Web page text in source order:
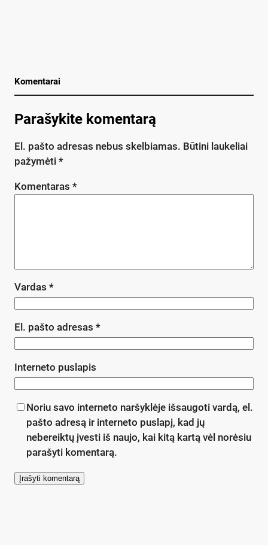
Komentarai
Parašykite komentarą
El. pašto adresas nebus skelbiamas. Būtini laukeliai
pažymėti *
Komentaras *
Vardas *
El. pašto adresas *
Interneto puslapis
Noriu savo interneto naršyklėje išsaugoti vardą, el.
pašto adresą ir interneto puslapį, kad jų
nebereiktų įvesti iš naujo, kai kitą kartą vėl norėsiu
parašyti komentarą.